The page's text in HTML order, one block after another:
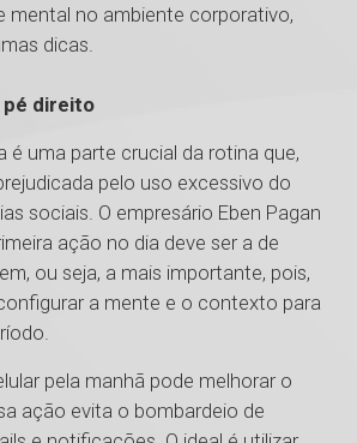
mental no ambiente corporativo,
dicas.
pé direito
é uma parte crucial da rotina que,
pelo uso excessivo do
sociais. O empresário Eben Pagan
ação no dia deve ser a de
ou seja, a mais importante, pois,
a mente e o contexto para
pela manhã pode melhorar o
ação evita o bombardeio de